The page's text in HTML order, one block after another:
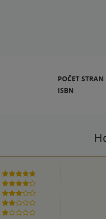
POČET STRAN
ISBN
5 hvězdiček
4 hvězdičky
3 hvězdičky
2 hvězdičky
1 hvezdička